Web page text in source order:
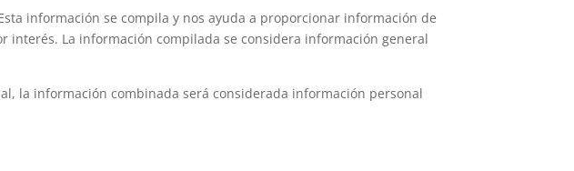
información se compila y nos ayuda a proporcionar información de
La información compilada se considera información general
la información combinada será considerada información personal